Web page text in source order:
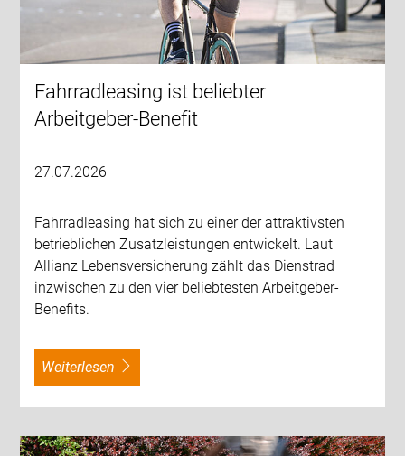
Fahrradleasing ist beliebter
Arbeitgeber-Benefit
27.07.2026
Fahrradleasing hat sich zu einer der attraktivsten
betrieblichen Zusatzleistungen entwickelt. Laut
Allianz Lebensversicherung zählt das Dienstrad
inzwischen zu den vier beliebtesten Arbeitgeber-
Benefits.
weiterlesen